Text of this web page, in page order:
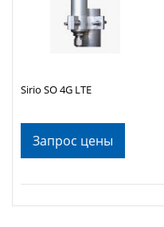
Запрос цены
Sirio SO 4G LTE